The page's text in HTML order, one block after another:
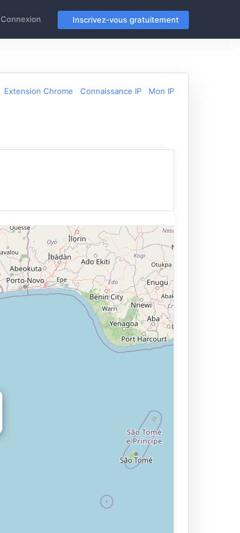
Connexion Inscrivez-vous gratuitement
Extension Chrome Connaissance IP Mon IP